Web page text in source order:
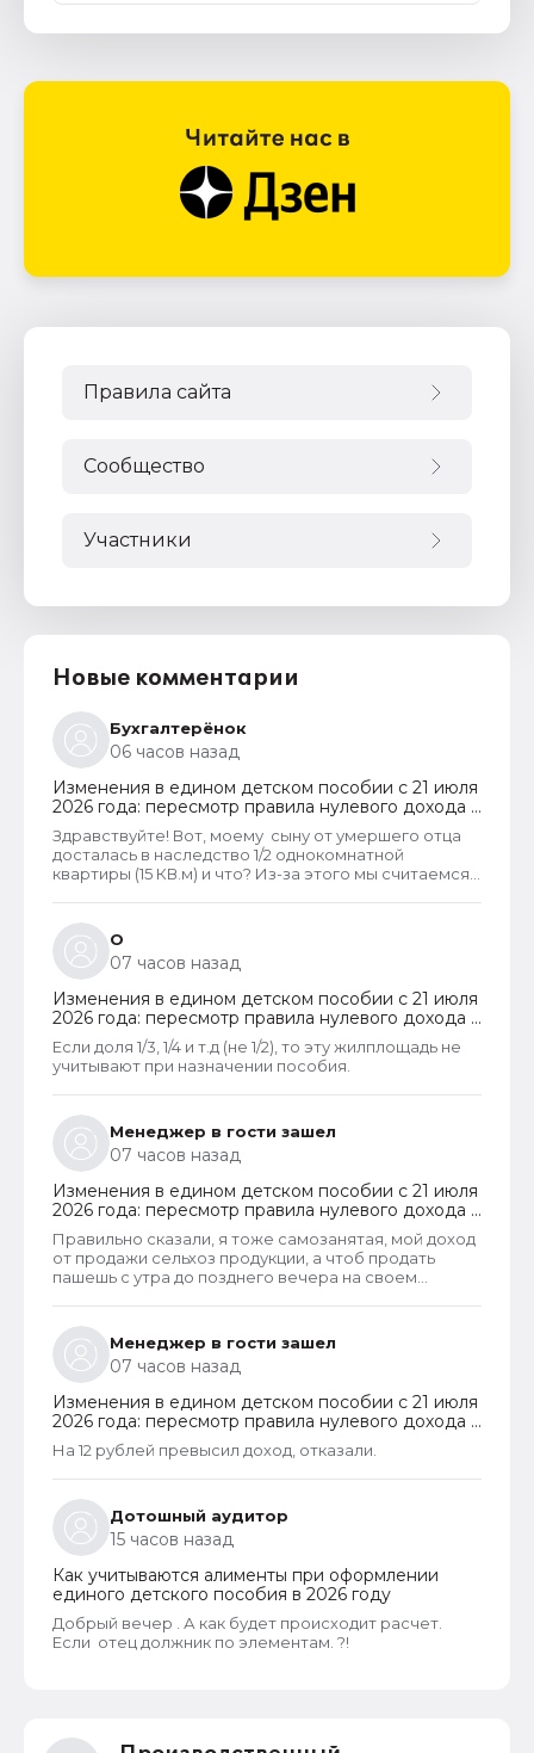
Правила сайта
Сообщество
Участники
Новые комментарии
Бухгалтерёнок
06 часов назад
Изменения в едином детском пособии с 21 июля
2026 года: пересмотр правила нулевого дохода и
новый порядок оформления пособий по месту
пребывания
Здравствуйте! Вот, моему сыну от умершего отца
досталась в наследство 1/2 однокомнатной
квартиры (15 КВ.м) и что? Из-за этого мы считаемся
наследства играют роль.
О
07 часов назад
Изменения в едином детском пособии с 21 июля
2026 года: пересмотр правила нулевого дохода и
новый порядок оформления пособий по месту
пребывания
Если доля 1/3, 1/4 и т.д (не 1/2), то эту жилплощадь не
учитывают при назначении пособия.
Менеджер в гости зашел
07 часов назад
Изменения в едином детском пособии с 21 июля
2026 года: пересмотр правила нулевого дохода и
новый порядок оформления пособий по месту
пребывания
Правильно сказали, я тоже самозанятая, мой доход
от продажи сельхоз продукции, а чтоб продать
пашешь с утра до позднего вечера на своем
Менеджер в гости зашел
07 часов назад
Изменения в едином детском пособии с 21 июля
2026 года: пересмотр правила нулевого дохода и
новый порядок оформления пособий по месту
пребывания
На 12 рублей превысил доход, отказали.
Дотошный аудитор
15 часов назад
Как учитываются алименты при оформлении
единого детского пособия в 2026 году
Добрый вечер . А как будет происходит расчет.
Если отец должник по элементам. ?!